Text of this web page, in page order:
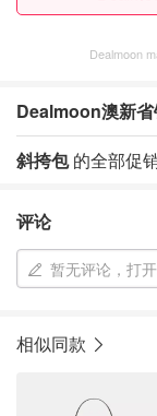
Dealmoon
Dealmoon澳新
斜挎包的全部促
评论
暂无评论，打
相似同款